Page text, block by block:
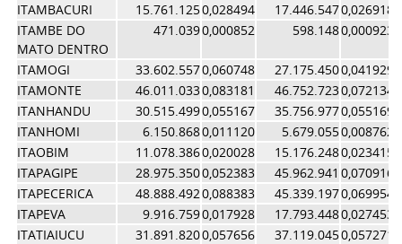
ITAMBACURI 15.761.1250,028494 17.446.5470,026918
ITAMBE DO
MATO DENTRO
471.0390,000852 598.1480,000923
ITAMOGI 33.602.5570,060748 27.175.4500,041929
ITAMONTE
46.011.0330,083181 46.752.7230,072134
ITANHANDU
30.515.4990,055167 35.756.9770,055169
ITANHOMI
6.150.8680,011120 5.679.0550,008762
ITAOBIM
11.078.3860,020028 15.176.2480,023415
ITAPAGIPE
28.975.3500,052383 45.962.941 0,070916
ITAPECERICA
48.888.4920,088383 45.339.1970,069954
ITAPEVA
9.916.7590,017928 17.793.4480,027453
ITATIAIUCU
31.891.8200,057656 37.119.0450,057271